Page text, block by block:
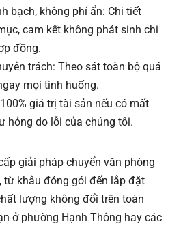
bạch, không phí ẩn: Chi tiết
cam kết không phát sinh chi
đồng.
trách: Theo sát toàn bộ quá
mọi tình huống.
giá trị tài sản nếu có mất
hỏng do lỗi của chúng tôi.
giải pháp chuyển văn phòng
từ khâu đóng gói đến lắp đặt
lượng không đổi trên toàn
ở phường Hạnh Thông hay các